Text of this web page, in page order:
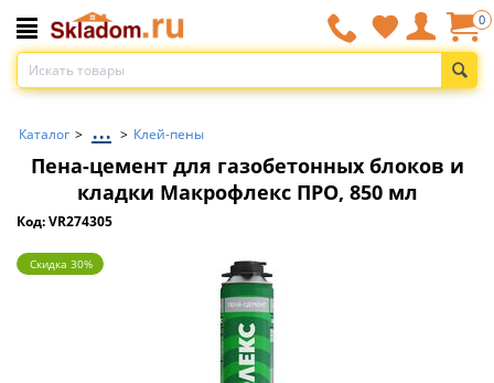
0
Каталог > ... > Клей-пены
Пена-цемент для газобетонных блоков и
кладки Макрофлекс ПРО, 850 мл
Код: VR274305
Скидка 30%